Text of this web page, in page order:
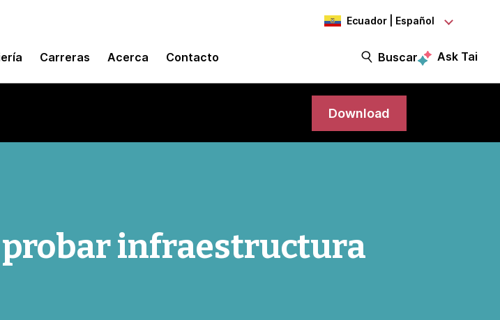
Ecuador | Español
Carreras Acerca Contacto Buscar Ask Tai
Download
probar infraestructura